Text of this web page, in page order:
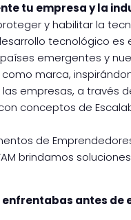
tu empresa y la
y habilitar la
tecnológico es
emergentes y
marca,
empresas, a través
conceptos de
de
brindamos
antes de